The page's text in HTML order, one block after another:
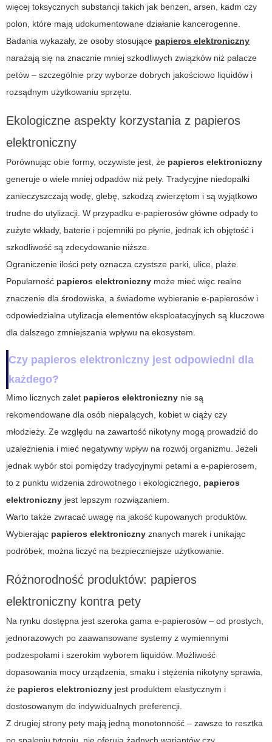
więcej toksycznych substancji takich jak benzen, arsen, kadm czy
polon, które mają udokumentowane działanie kancerogenne.
Badania wykazały, że osoby stosujące papieros elektroniczny
narażają się na znacznie mniej szkodliwych związków niż palacze
petów – szczególnie przy wyborze dobrych jakościowo liquidów i
rozsądnym użytkowaniu sprzętu.
Ekologiczne aspekty korzystania z papieros
elektroniczny
Porównując obie formy, oczywiste jest, że papieros elektroniczny
generuje o wiele mniej odpadów niż pety. Tradycyjne niedopałki
zanieczyszczają wodę, glebę, szkodzą zwierzętom i są wyjątkowo
trudne do utylizacji. W przypadku e-papierosów główne odpady to
zużyte wkłady, baterie i pojemniki po płynie, jednak ich objętość i
szkodliwość są zdecydowanie niższe.
Ograniczenie ilości pety oznacza czystsze parki, ulice, plaże.
Popularność papieros elektroniczny może mieć więc realne
znaczenie dla środowiska, a świadome wybieranie e-papierosów i
odpowiedzialna utylizacja elementów eksploatacyjnych są kluczowe
dla dalszego zmniejszania wpływu na ekosystem.
Czy papieros elektroniczny jest odpowiedni dla
każdego?
Mimo licznych zalet papieros elektroniczny nie są
rekomendowane dla osób niepalących, kobiet w ciąży czy
młodzieży. Ze względu na zawartość nikotyny mogą prowadzić do
uzależnienia i mieć negatywny wpływ na rozwój organizmu. Jeżeli
jednak wybór stoi pomiędzy tradycyjnymi petami a e-papierosem,
to z punktu widzenia zdrowotnego i ekologicznego, papieros
elektroniczny jest lepszym rozwiązaniem.
Warto także zwracać uwagę na jakość kupowanych produktów.
Wybierając papieros elektroniczny znanych marek i unikając
podróbek, można liczyć na bezpieczniejsze użytkowanie.
Różnorodność produktów: papieros
elektroniczny kontra pety
Na rynku dostępna jest szeroka gama e-papierosów – od prostych,
jednorazowych po zaawansowane systemy z wymiennymi
podzespołami i szerokim wyborem liquidów. Możliwość
dopasowania mocy urządzenia, smaku i stężenia nikotyny sprawia,
że papieros elektroniczny jest produktem elastycznym i
dostosowanym do indywidualnych preferencji.
Z drugiej strony pety mają jedną monotonność – zawsze to resztka